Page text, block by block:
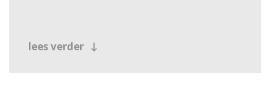
lees verder